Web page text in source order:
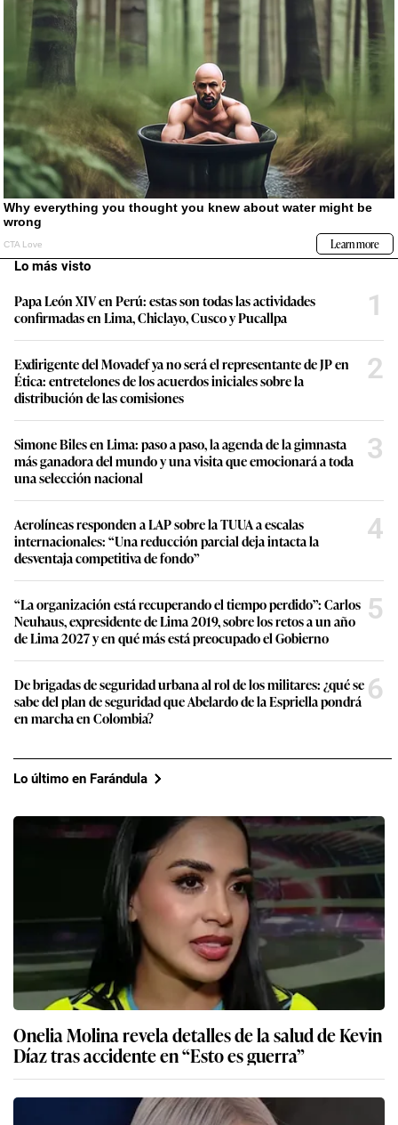
Lo más visto
Papa León XIV en Perú: estas son todas las actividades
confirmadas en Lima, Chiclayo, Cusco y Pucallpa
1
Exdirigente del Movadef ya no será el representante de JP en
Ética: entretelones de los acuerdos iniciales sobre la
distribución de las comisiones
2
Simone Biles en Lima: paso a paso, la agenda de la gimnasta
más ganadora del mundo y una visita que emocionará a toda
una selección nacional
3
Aerolíneas responden a LAP sobre la TUUA a escalas
internacionales: “Una reducción parcial deja intacta la
desventaja competitiva de fondo”
4
“La organización está recuperando el tiempo perdido”: Carlos
Neuhaus, expresidente de Lima 2019, sobre los retos a un año
de Lima 2027 y en qué más está preocupado el Gobierno
5
De brigadas de seguridad urbana al rol de los militares: ¿qué se
sabe del plan de seguridad que Abelardo de la Espriella pondrá
en marcha en Colombia?
6
Lo último en Farándula
Onelia Molina revela detalles de la salud de Kevin
Díaz tras accidente en “Esto es guerra”